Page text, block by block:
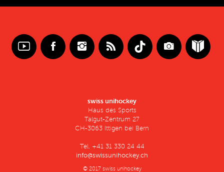
swiss unihockey
Haus des Sports
Talgut-Zentrum 27
CH-3063 Ittigen bei Bern
Tel. +41 31 330 24 44
info@swissunihockey.ch
© 2017 swiss unihockey